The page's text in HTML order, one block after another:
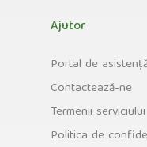
Ajutor
Portal de
Contactează-ne
Termenii serviciului
Politica de